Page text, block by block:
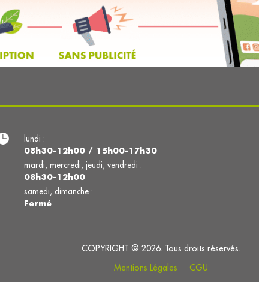
lundi :
08h30-12h00 / 15h00-17h30
mardi, mercredi, jeudi, vendredi :
08h30-12h00
samedi, dimanche :
Fermé
COPYRIGHT © 2026. Tous droits réservés.
Mentions Légales
CGU